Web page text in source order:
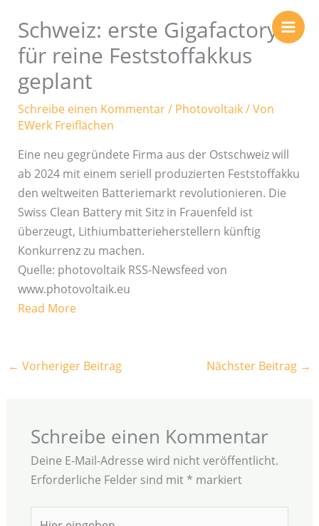
Inhalt
springen
Schweiz: erste Gigafactory
für reine Feststoffakkus
geplant
Schreibe einen Kommentar/ Photovoltaik/ Von
EWerk Freiflächen
Eine neu gegründete Firma aus der Ostschweiz will
ab 2024 mit einem seriell produzierten Feststoffakku
den weltweiten Batteriemarkt revolutionieren. Die
Swiss Clean Battery mit Sitz in Frauenfeld ist
überzeugt, Lithiumbatterieherstellern künftig
Konkurrenz zu machen.
Quelle: photovoltaik RSS-Newsfeed von
www.photovoltaik.eu
Read More
← Vorheriger Beitrag Nächster Beitrag →
Schreibe einen Kommentar
Deine E-Mail-Adresse wird nicht veröffentlicht.
Erforderliche Felder sind mit * markiert